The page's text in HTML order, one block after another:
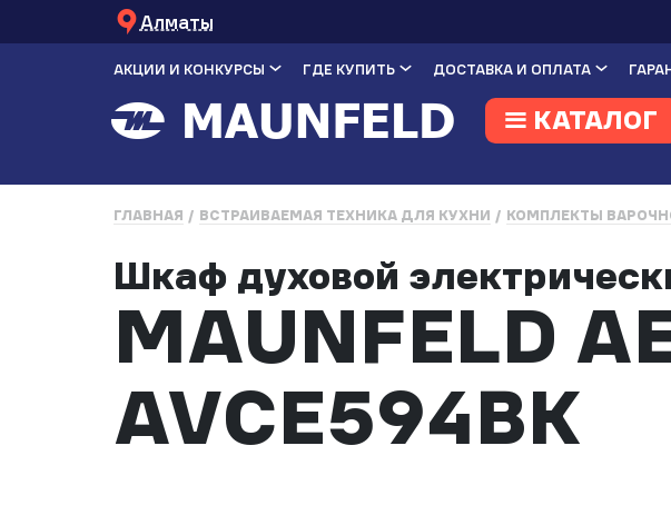
Алматы
АКЦИИ И КОНКУРСЫ ГДЕ КУПИТЬ ДОСТАВКА И ОПЛАТА
КАТАЛОГ
ГЛАВНАЯ ВСТРАИВАЕМАЯ ТЕХНИКА ДЛЯ КУХНИ КОМПЛЕКТЫ
Шкаф духовой
MAUNFELD
AVCE594BK